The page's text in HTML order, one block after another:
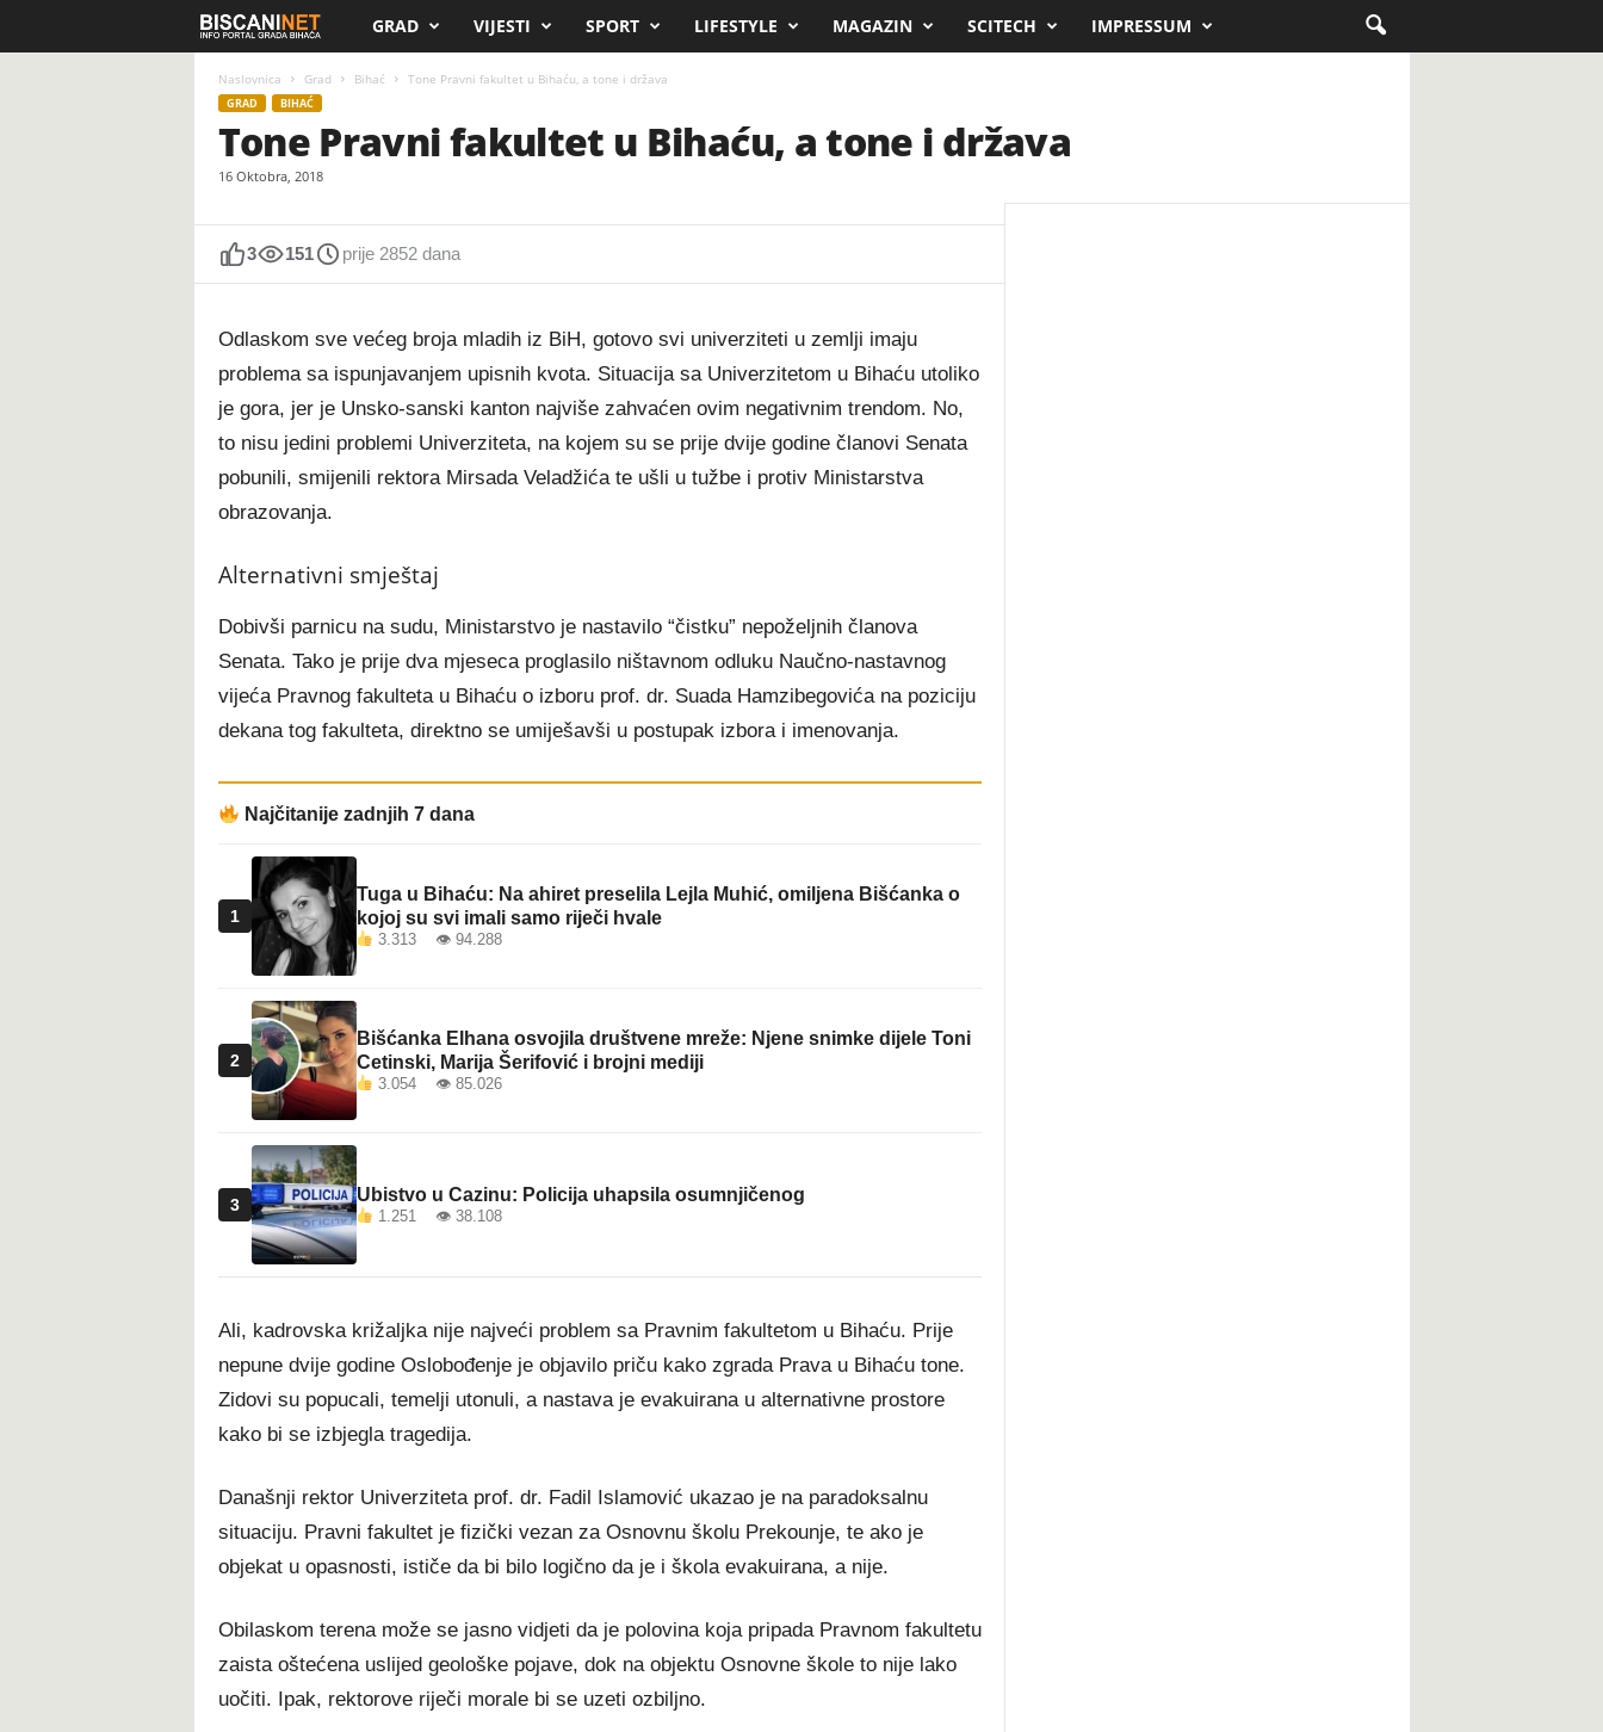
i
n
i
n
GRAD VIJESTI SPORT LIFESTYLE MAGAZIN SCITECH IMPRESSUM
Naslovnica Grad Bihać Tone Pravni fakultet u Bihaću, a tone i država
GRAD BIHAĆ
Tone Pravni fakultet u Bihaću, a tone i država
16 Oktobra, 2018
3 151 prije 2852 dana
Odlaskom sve većeg broja mladih iz BiH, gotovo svi univerziteti u zemlji imaju
problema sa ispunjavanjem upisnih kvota. Situacija sa Univerzitetom u Bihaću utoliko
je gora, jer je Unsko-sanski kanton najviše zahvaćen ovim negativnim trendom. No,
to nisu jedini problemi Univerziteta, na kojem su se prije dvije godine članovi Senata
pobunili, smijenili rektora Mirsada Veladžića te ušli u tužbe i protiv Ministarstva
obrazovanja.
Alternativni smještaj
Dobivši parnicu na sudu, Ministarstvo je nastavilo “čistku” nepoželjnih članova
Senata. Tako je prije dva mjeseca proglasilo ništavnom odluku Naučno-nastavnog
vijeća Pravnog fakulteta u Bihaću o izboru prof. dr. Suada Hamzibegovića na poziciju
dekana tog fakulteta, direktno se umiješavši u postupak izbora i imenovanja.
Najčitanije zadnjih 7 dana
1
Tuga u Bihaću: Na ahiret preselila Lejla Muhić, omiljena Bišćanka o
kojoj su svi imali samo riječi hvale
3.313 👁 94.288
2
Bišćanka Elhana osvojila društvene mreže: Njene snimke dijele Toni
Cetinski, Marija Šerifović i brojni mediji
3.054 👁 85.026
3 Ubistvo u Cazinu: Policija uhapsila osumnjičenog
1.251 👁 38.108
Ali, kadrovska križaljka nije najveći problem sa Pravnim fakultetom u Bihaću. Prije
nepune dvije godine Oslobođenje je objavilo priču kako zgrada Prava u Bihaću tone.
Zidovi su popucali, temelji utonuli, a nastava je evakuirana u alternativne prostore
kako bi se izbjegla tragedija.
Današnji rektor Univerziteta prof. dr. Fadil Islamović ukazao je na paradoksalnu
situaciju. Pravni fakultet je fizički vezan za Osnovnu školu Prekounje, te ako je
objekat u opasnosti, ističe da bi bilo logično da je i škola evakuirana, a nije.
Obilaskom terena može se jasno vidjeti da je polovina koja pripada Pravnom fakultetu
zaista oštećena uslijed geološke pojave, dok na objektu Osnovne škole to nije lako
uočiti. Ipak, rektorove riječi morale bi se uzeti ozbiljno.